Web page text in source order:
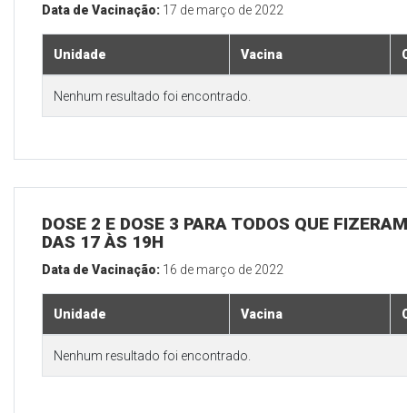
Data de Vacinação: 17 de março de 2022
Unidade Vacina
Nenhum resultado foi encontrado.
DOSE 2 E DOSE 3 PARA TODOS QUE
DAS 17 ÀS 19H
Data de Vacinação: 16 de março de 2022
Unidade Vacina
Nenhum resultado foi encontrado.